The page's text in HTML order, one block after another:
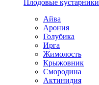
Плодовые кустарники
Айва
Арония
Голубика
Ирга
Жимолость
Крыжовник
Смородина
Актинидия